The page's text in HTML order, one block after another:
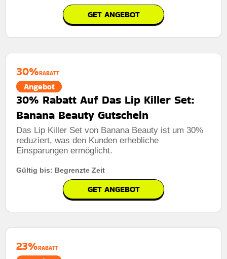
GET ANGEBOT
30%RABATT
Angebot
30% Rabatt Auf Das Lip Killer Set:
Banana Beauty Gutschein
Das Lip Killer Set von Banana Beauty ist um 30%
reduziert, was den Kunden erhebliche
Einsparungen ermöglicht.
Gültig bis: Begrenzte Zeit
GET ANGEBOT
23%RABATT